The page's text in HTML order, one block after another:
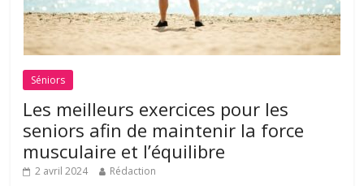
Séniors
Les meilleurs exercices pour les
seniors afin de maintenir la force
musculaire et l’équilibre
2 avril 2024 Rédaction